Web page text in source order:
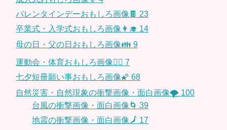
バレンタインデーおもしろ画像🍫 23
卒業式・入学式おもしろ画像👩‍🎓 14
母の日・父の日おもしろ画像👪 9
運動会・体育おもしろ画像🤸‍♂️ 7
七夕短冊願い事おもしろ画像🌠 68
自然災害・自然現象の衝撃画像・面白画像🌪 100
台風の衝撃画像・面白画像🌀 39
地震の衝撃画像・面白画像🗾 17